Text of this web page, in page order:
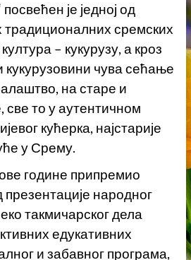
је једној од
традиционалних сремских
– кукурузу, а кроз
кукурузовини чува сећање
на старе и
све то у аутентичном
кућерка, најстарије
у Срему.
године припремио
народног
такмичарског дела
едукативних
и забавног програма,